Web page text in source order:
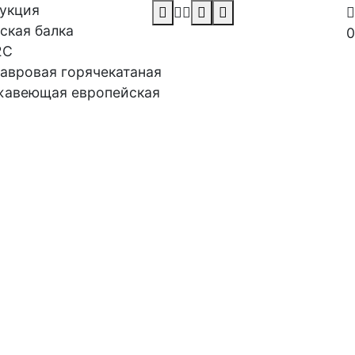
0
балка
горячекатаная
европейская